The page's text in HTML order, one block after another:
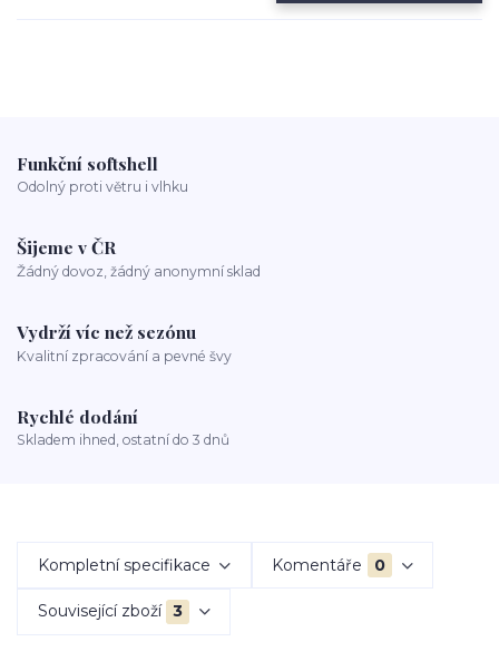
Funkční softshell
Odolný proti větru i vlhku
Šijeme v ČR
Žádný dovoz, žádný anonymní sklad
Vydrží víc než sezónu
Kvalitní zpracování a pevné švy
Rychlé dodání
Skladem ihned, ostatní do 3 dnů
Kompletní specifikace Komentáře 0
Související zboží 3